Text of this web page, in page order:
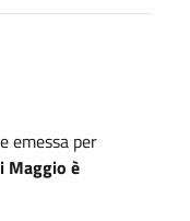
emessa per
Maggio è